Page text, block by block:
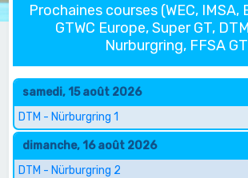
Prochaines courses (WEC, IMSA,
GTWC Europe, Super GT,
Nurburgring, FFSA
samedi, 15 août 2026
DTM - Nürburgring 1
dimanche, 16 août 2026
DTM - Nürburgring 2